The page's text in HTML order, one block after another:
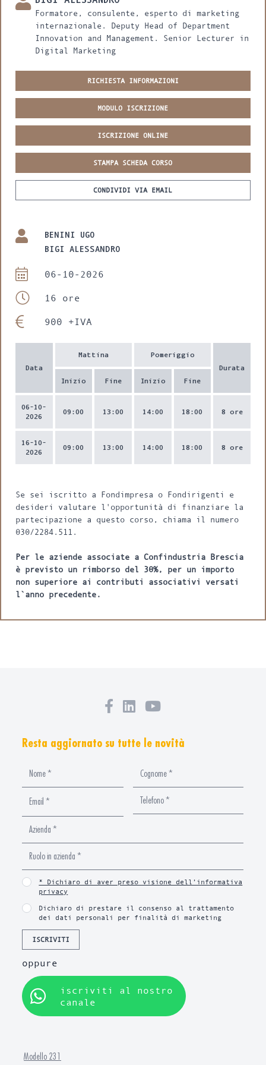
Formatore, consulente, esperto di marketing
internazionale. Deputy Head of Department
Innovation and Management. Senior Lecturer in
Digital Marketing
RICHIESTA INFORMAZIONI
MODULO ISCRIZIONE
ISCRIZIONE ONLINE
STAMPA SCHEDA CORSO
CONDIVIDI VIA EMAIL
BENINI UGO
BIGI ALESSANDRO
06-10-2026
16 ore
900 +IVA
Data
Mattina
Inizio Fine
Pomeriggio
Inizio Fine
Durata
06-10-
2026
09:00 13:00 14:00 18:00 8 ore
16-10-
2026
09:00 13:00 14:00 18:00 8 ore
Se sei iscritto a Fondimpresa o Fondirigenti e
desideri valutare l'opportunità di finanziare la
partecipazione a questo corso, chiama il numero
030/2284.511.
Per le aziende associate a Confindustria Brescia
è previsto un rimborso del 30%, per un importo
non superiore ai contributi associativi versati
l`anno precedente.
Resta aggiornato su tutte le novità
* Dichiaro di aver preso visione dell’informativa
privacy
Dichiaro di prestare il consenso al trattamento
dei dati personali per finalità di marketing
ISCRIVITI
oppure
iscriviti al nostro
canale
Modello 231